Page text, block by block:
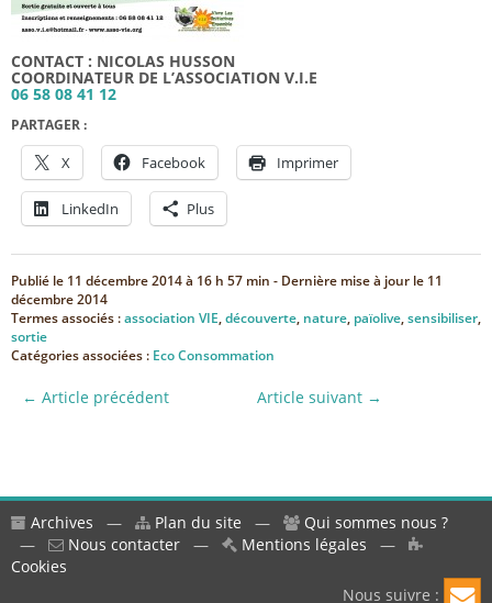
CONTACT : NICOLAS HUSSON
COORDINATEUR DE L’ASSOCIATION V.I.E
06 58 08 41 12
PARTAGER :
X Facebook Imprimer
LinkedIn Plus
Publié le 11 décembre 2014 à 16 h 57 min - Dernière mise à jour le 11
décembre 2014
Termes associés :association VIE,découverte, nature, païolive,sensibiliser,
sortie
Catégories associées : Eco Consommation
← Article précédent Article suivant →
Archives — Plan du site —
Qui sommes nous ?
—
Nous contacter — Mentions légales —
Cookies
Nous suivre :